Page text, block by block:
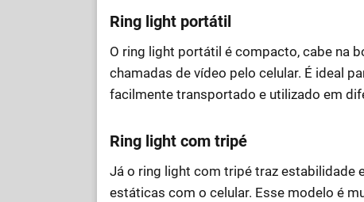
Ring light portátil
O ring light portátil é compacto, cabe na
chamadas de vídeo pelo celular. É ideal
facilmente transportado e utilizado em
Ring light com tripé
Já o ring light com tripé traz estabilidade
estáticas com o celular. Esse modelo é